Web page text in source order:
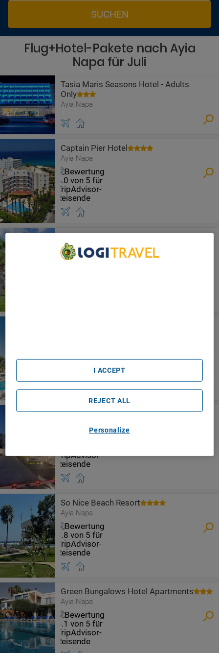
SUCHEN
Flug+Hotel-Pakete nach Ayia
Napa für Juli
Tasia Maris Seasons Hotel - Adults
Only
Ayia Napa
Captain Pier Hotel
Ayia Napa
Ayia Napa
Okeanos Beach Boutique Hotel
So Nice Beach Resort
Ayia Napa
Green Bungalows Hotel Apartments
Ayia Napa
Personalize
REJECT ALL
I ACCEPT